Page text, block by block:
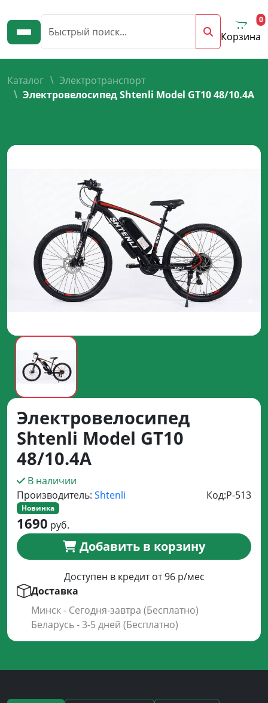
Корзина
0
Каталог
Электротранспорт
Электровелосипед Shtenli Model GT10 48/10.4A
Электровелосипед
Shtenli Model GT10
48/10.4A
В наличии
Производитель: Shtenli Код:P-513
Новинка
1690 руб.
Добавить в корзину
Доступен в кредит от 96 р/мес
Доставка
Минск - Сегодня-завтра (Бесплатно)
Беларусь - 3-5 дней (Бесплатно)